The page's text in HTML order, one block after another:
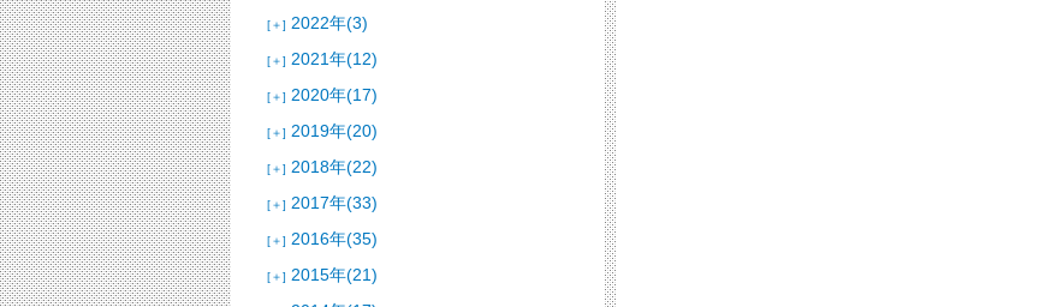
[＋] 2022年(3)
[＋] 2021年(12)
[＋] 2020年(17)
[＋] 2019年(20)
[＋] 2018年(22)
[＋] 2017年(33)
[＋] 2016年(35)
[＋] 2015年(21)